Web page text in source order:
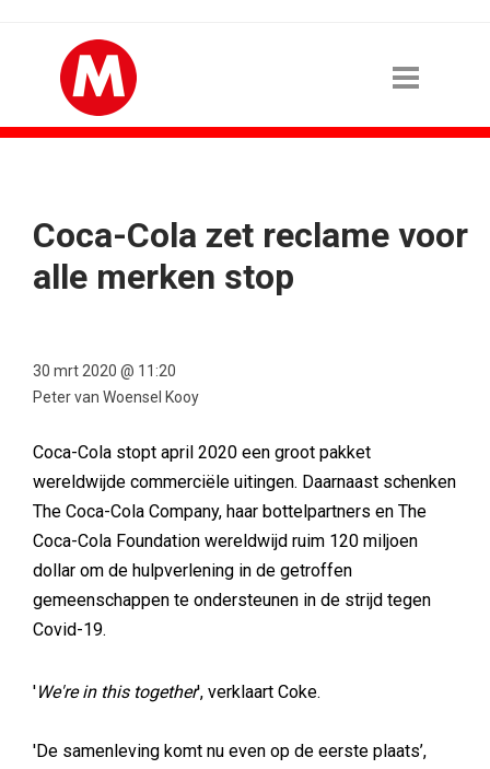
Coca-Cola zet reclame voor
alle merken stop
30 mrt 2020 @ 11:20
Peter van Woensel Kooy
Coca-Cola stopt april 2020 een groot pakket
wereldwijde commerciële uitingen. Daarnaast schenken
The Coca-Cola Company, haar bottelpartners en The
Coca-Cola Foundation wereldwijd ruim 120 miljoen
dollar om de hulpverlening in de getroffen
gemeenschappen te ondersteunen in de strijd tegen
Covid-19.
'We're in this together', verklaart Coke.
'De samenleving komt nu even op de eerste plaats’,